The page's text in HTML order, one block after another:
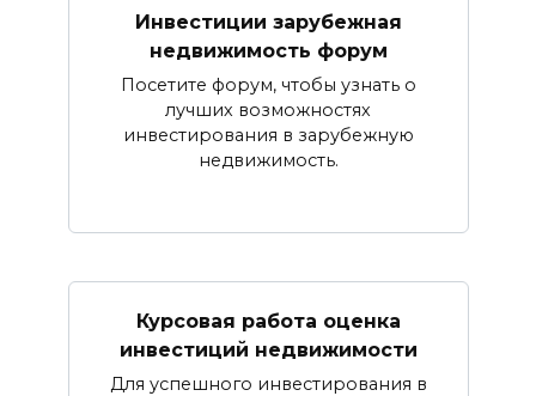
Инвестиции зарубежная
недвижимость форум
Посетите форум, чтобы узнать о
лучших возможностях
инвестирования в зарубежную
недвижимость.
Курсовая работа оценка
инвестиций недвижимости
Для успешного инвестирования в